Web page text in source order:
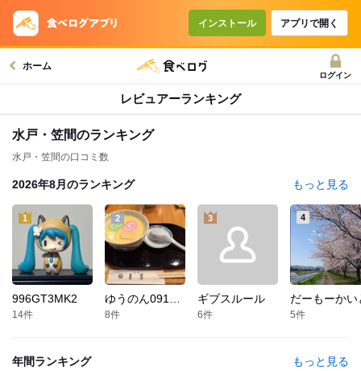
インストール アプリで開く
ホーム
ログイン
レビュアーランキング
水戸・笠間のランキング
水戸・笠間の口コミ数
2026年8月 のランキング もっと見る
996GT3MK2
14件
1
8件
2
ギブスルール
6件
3
だーもーかい
5件
4
年間ランキング もっと見る